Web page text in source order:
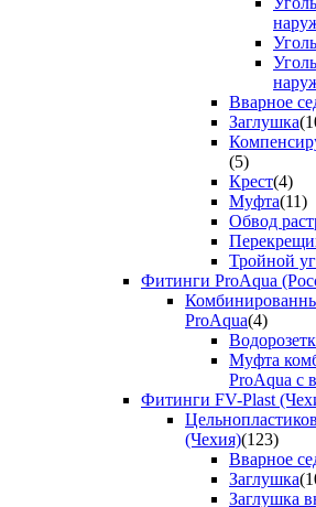
Вварное
Заглушка
(5)
Крест(4)
Муфта(11)
Обвод
Тройной
Фитинги ProAqua
ProAqua(4)
Муфта
ProAqua с
Фитинги FV-Plast
(Чехия)(123)
Вварное
Заглушка
Заглушка